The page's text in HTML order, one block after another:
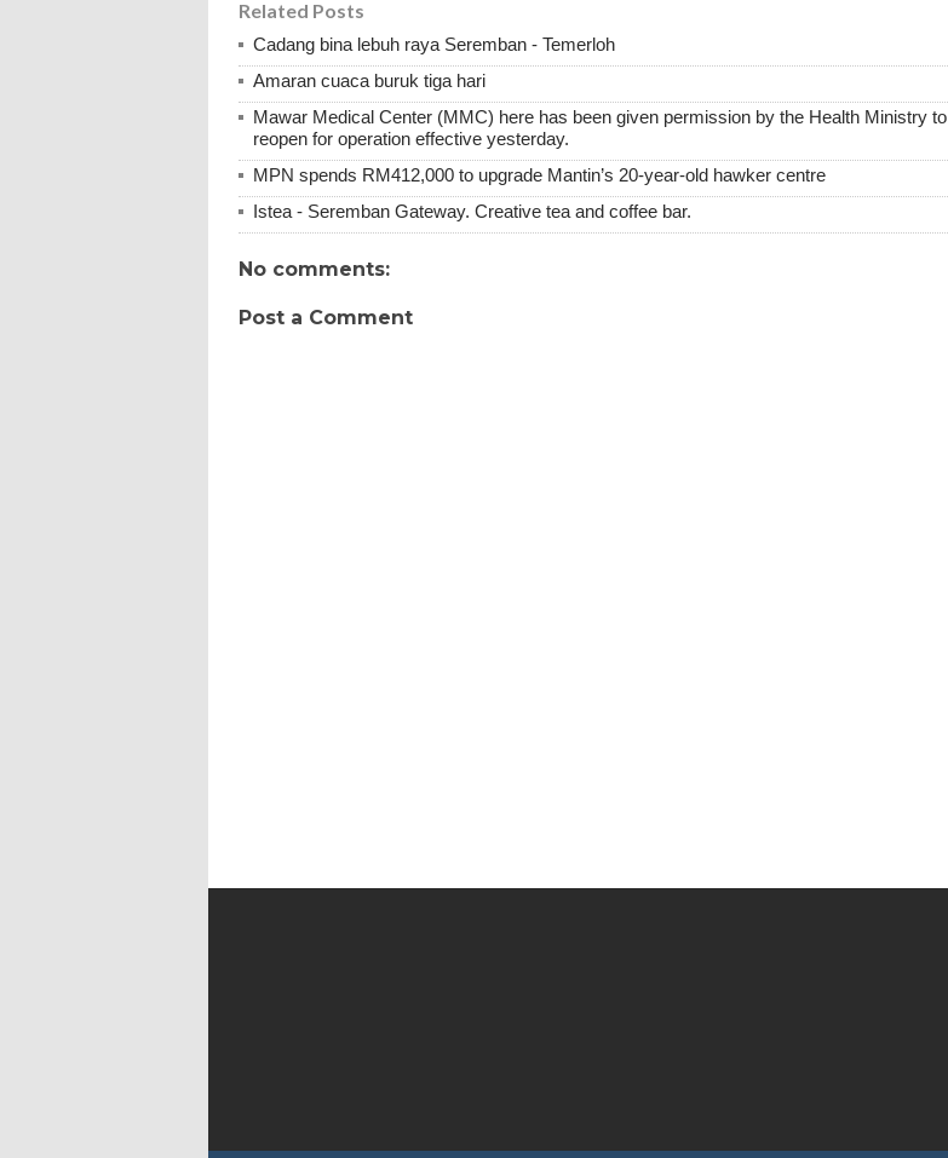
Related Posts
Cadang bina lebuh raya Seremban - Temerloh
Amaran cuaca buruk tiga hari
Mawar Medical Center (MMC) here has been given permission by the Health Ministry to
reopen for operation effective yesterday.
MPN spends RM412,000 to upgrade Mantin’s 20-year-old hawker centre
Istea - Seremban Gateway. Creative tea and coffee bar.
No comments:
Post a Comment